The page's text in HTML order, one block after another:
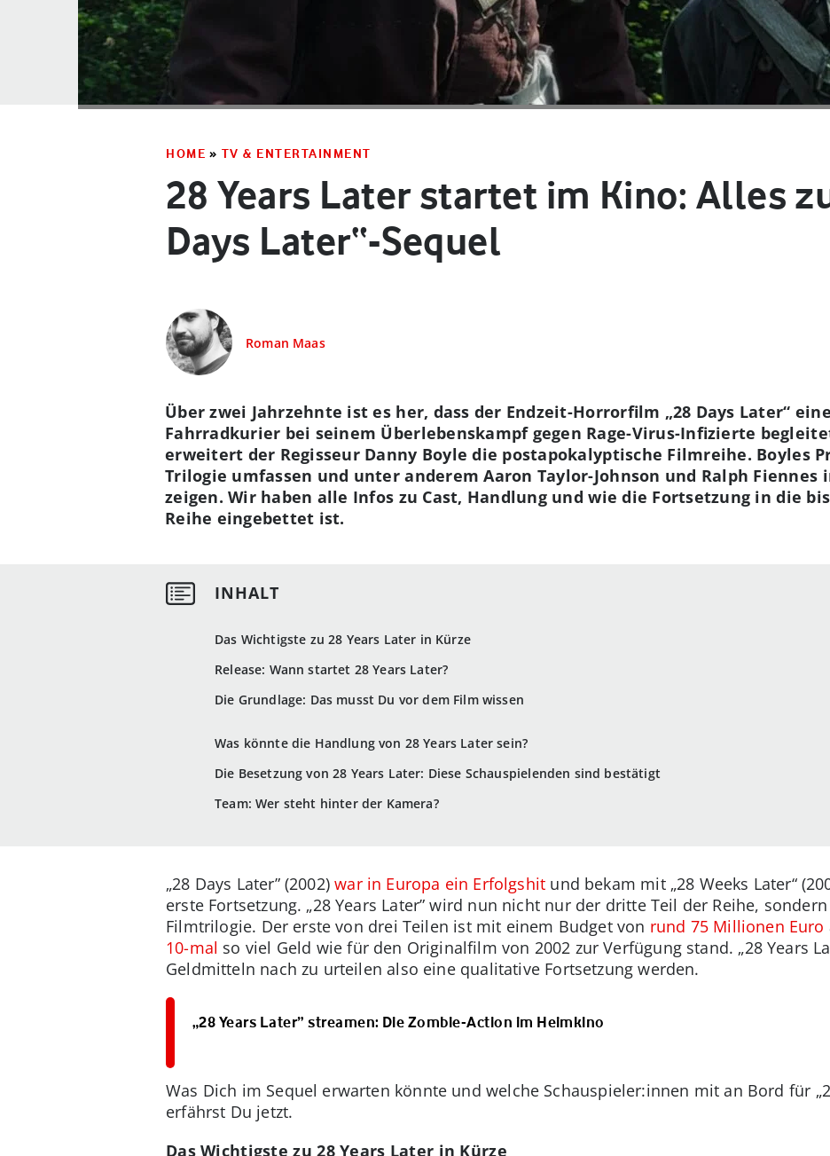
HOME » TV & ENTERTAINMENT
28 Years Later startet im Kino: Alles
Days Later“-Sequel
Roman Maas
Das Wichtigste zu 28 Years Later in Kürze
Release: Wann startet 28 Years Later?
Die Grundlage: Das musst Du vor dem Film wissen
Was könnte die Handlung von 28 Years Later sein?
Die Besetzung von 28 Years Later: Diese Schauspielenden sind bestätigt
Team: Wer steht hinter der Kamera?
Über zwei Jahrzehnte ist es her, dass der Endzeit-Horrorfilm „28 Days Later“
Fahrradkurier bei seinem Überlebenskampf gegen Rage-Virus-Infizierte
erweitert der Regisseur Danny Boyle die postapokalyptische Filmreihe. Boyles
Trilogie umfassen und unter anderem Aaron Taylor-Johnson und Ralph Fiennes
zeigen. Wir haben alle Infos zu Cast, Handlung und wie die Fortsetzung in die
Reihe eingebettet ist.
„28 Days Later” (2002)war in Europa ein Erfolgshit und bekam mit „28 Weeks Later“
erste Fortsetzung. „28 Years Later” wird nun nicht nur der dritte Teil der Reihe,
Filmtrilogie. Der erste von drei Teilen ist mit einem Budget von rund 75 Millionen Euro
10-mal so viel Geld wie für den Originalfilm von 2002 zur Verfügung stand. „28 Years
Geldmitteln nach zu urteilen also eine qualitative Fortsetzung werden.
„28 Years Later” streamen: Die Zombie-Action im Heimkino
Was Dich im Sequel erwarten könnte und welche Schauspieler:innen mit an Bord für
erfährst Du jetzt.
Das Wichtigste zu 28 Years Later in Kürze